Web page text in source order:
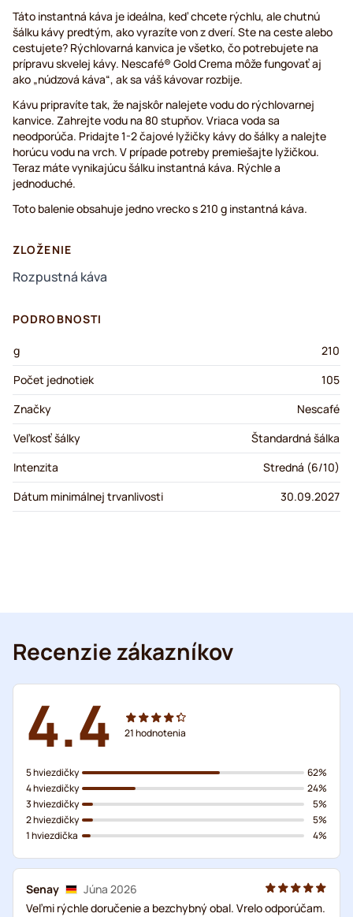
Táto instantná káva je ideálna, keď chcete rýchlu, ale chutnú
šálku kávy predtým, ako vyrazíte von z dverí. Ste na ceste alebo
cestujete? Rýchlovarná kanvica je všetko, čo potrebujete na
prípravu skvelej kávy. Nescafé® Gold Crema môže fungovať aj
ako „núdzová káva“, ak sa váš kávovar rozbije.
Kávu pripravíte tak, že najskôr nalejete vodu do rýchlovarnej
kanvice. Zahrejte vodu na 80 stupňov. Vriaca voda sa
neodporúča. Pridajte 1-2 čajové lyžičky kávy do šálky a nalejte
horúcu vodu na vrch. V prípade potreby premiešajte lyžičkou.
Teraz máte vynikajúcu šálku instantná káva. Rýchle a
jednoduché.
Toto balenie obsahuje jedno vrecko s 210 g instantná káva.
ZLOŽENIE
Rozpustná káva
PODROBNOSTI
g
210
Počet jednotiek
105
Značky
Nescafé
Veľkosť šálky
Štandardná šálka
Intenzita
Stredná (6/10)
Dátum minimálnej trvanlivosti
30.09.2027
Recenzie zákazníkov
4.4 21hodnotenia
5 hviezdičky
4 hviezdičky
3 hviezdičky
2 hviezdičky
1 hviezdička
62%
24%
5%
5%
4%
Senay
Júna 2026
Veľmi rýchle doručenie a bezchybný obal. Vrelo odporúčam.